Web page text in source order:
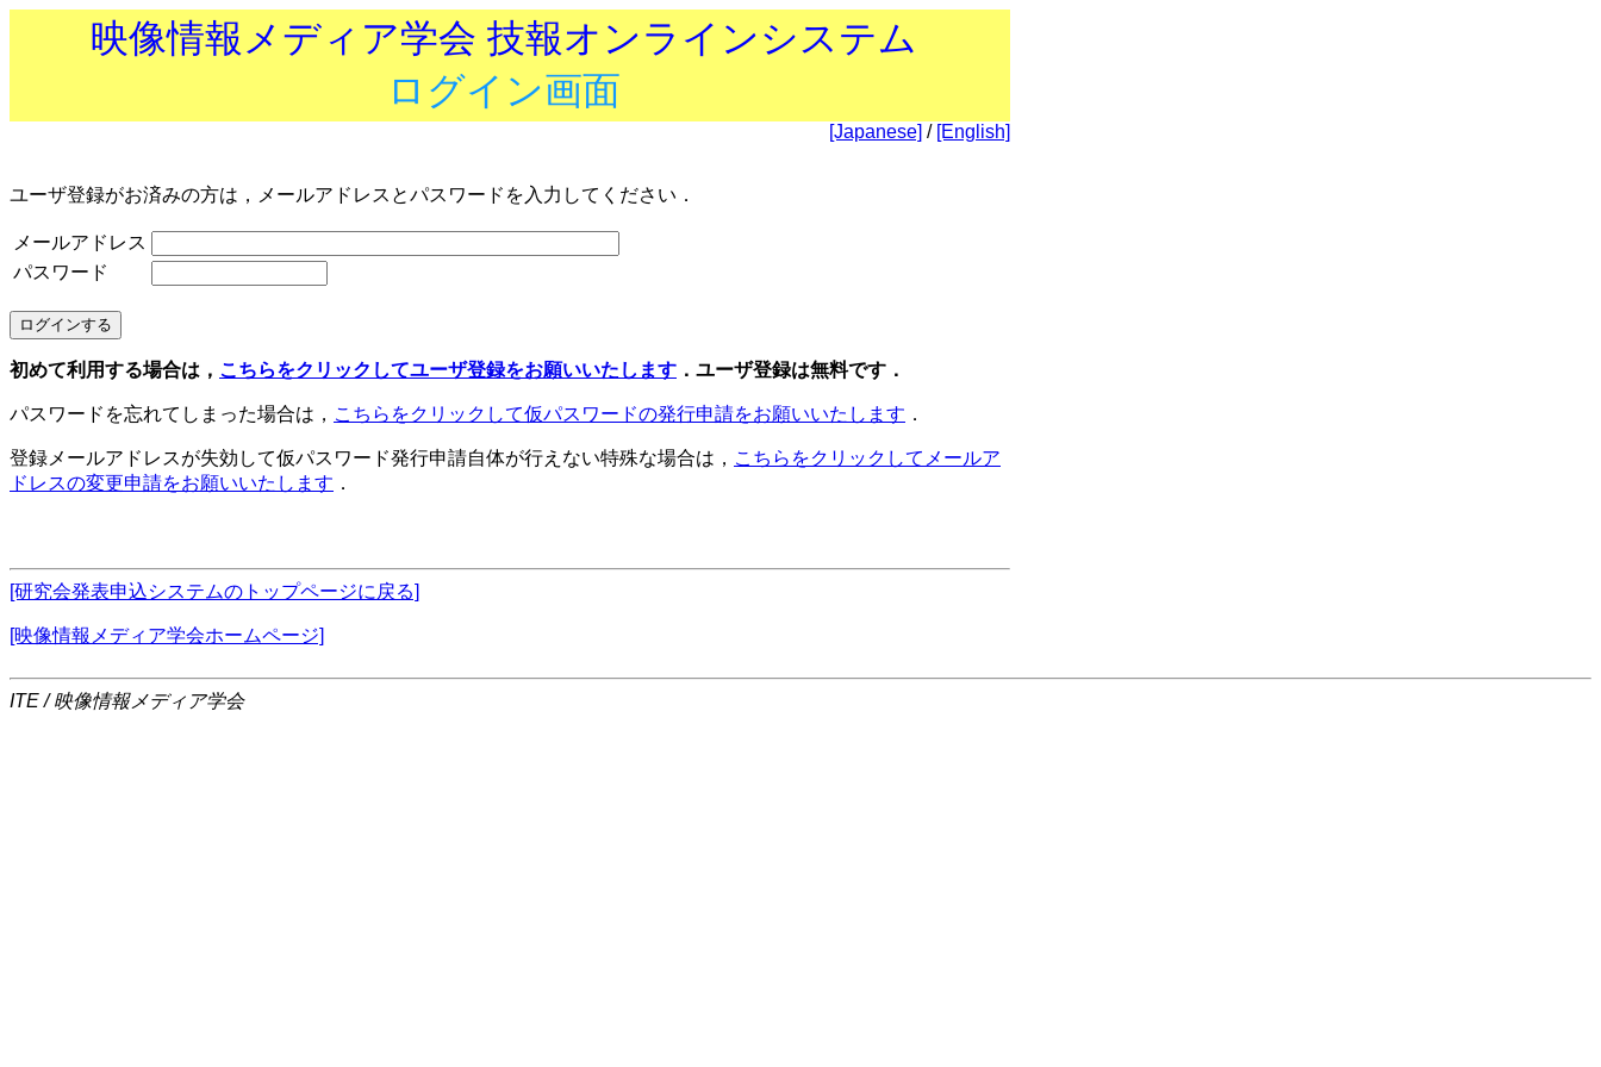
映像情報メディア学会 技報オンラインシステム
ログイン画面
[Japanese] / [English]
ユーザ登録がお済みの方は，メールアドレスとパスワードを入力してください．
メールアドレス
パスワード
初めて利用する場合は， こちらをクリックしてユーザ登録をお願いいたします ．ユーザ登録は無料です．
パスワードを忘れてしまった場合は， こちらをクリックして仮パスワードの発行申請をお願いいたします ．
登録メールアドレスが失効して仮パスワード発行申請自体が行えない特殊な場合は， こちらをクリックしてメールア
ドレスの変更申請をお願いいたします ．
[研究会発表申込システムのトップページに戻る]
[映像情報メディア学会ホームページ]
ITE / 映像情報メディア学会